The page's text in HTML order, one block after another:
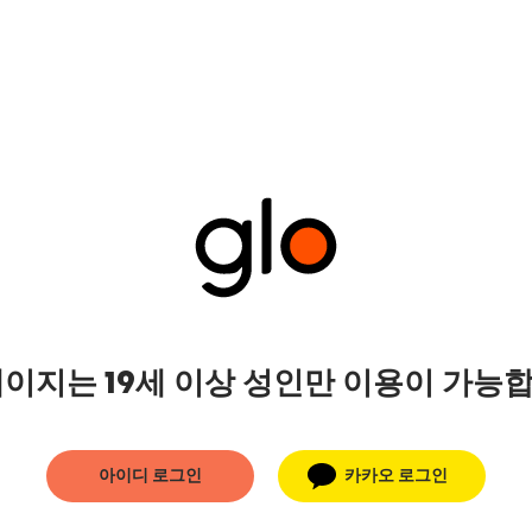
지는 19세 이상 성인만 이용이 가능
아이디 로그인 카카오 로그인